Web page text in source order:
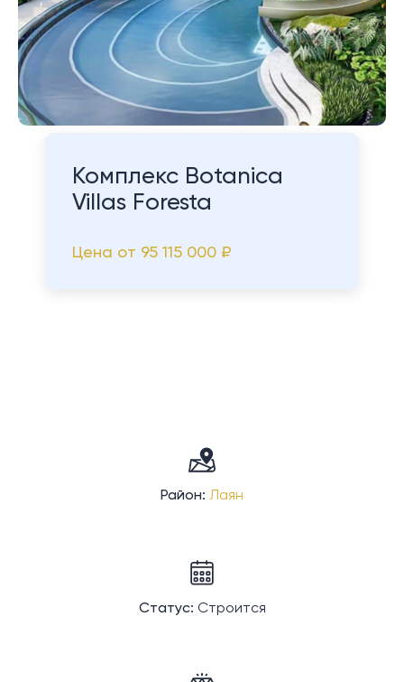
Комплекс Botanica
Villas Foresta
Цена от 95 115 000 ₽
Район: Лаян
Статус: Строится